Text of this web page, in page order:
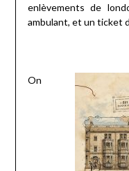
enlèvements de
ambulant, et un ticket
On